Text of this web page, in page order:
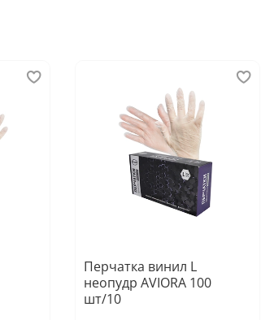
Перчатка винил L
неопудр AVIORA 100
шт/10